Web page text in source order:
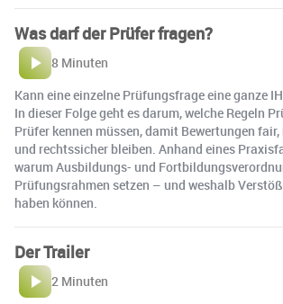
Was darf der Prüfer fragen?
8 Minuten
Kann eine einzelne Prüfungsfrage eine ganze
In dieser Folge geht es darum, welche Regeln
Prüfer kennen müssen, damit Bewertungen
und rechtssicher bleiben. Anhand eines
warum Ausbildungs- und
Prüfungsrahmen setzen – und weshalb
haben können.
Der Trailer
2 Minuten